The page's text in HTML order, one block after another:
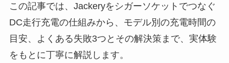
この記事では、Jackeryをシガーソケットでつなぐ
DC走行充電の仕組みから、モデル別の充電時間の
目安、よくある失敗3つとその解決策まで、実体験
をもとに丁寧に解説します。